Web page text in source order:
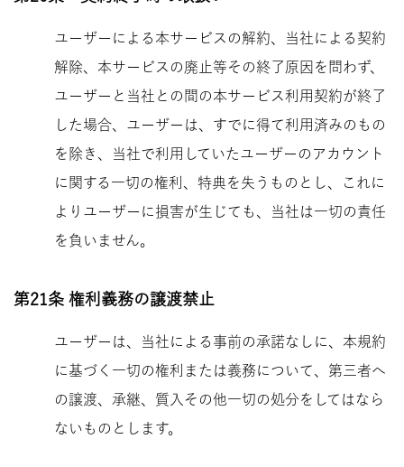
ユーザーによる本サービスの解約、当社による契約
解除、本サービスの廃止等その終了原因を問わず、
ユーザーと当社との間の本サービス利用契約が終了
した場合、 ユーザーは、すでに得て利用済みのもの
を除き、当社で利用していたユーザーのアカウント
に関する一切の権利、特典を失うものとし、これに
よりユーザーに損害が生じても、当社は一切の責任
を負いません。
第21条 権利義務の譲渡禁止
ユーザーは、当社による事前の承諾なしに、本規約
に基づく一切の権利または義務について、第三者へ
の譲渡、承継、質入その他一切の処分をしてはなら
ないものとします。